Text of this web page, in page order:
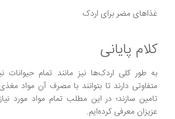
غذاهای مضر برای اردک
کلام پایانی
به طور کلی اردک‌ها نیز مانند تمام حیوانات
متفاوتی دارند تا بتوانند با مصرف آن مواد
تامین سازند؛ در این مطلب تمام مواد مورد
عزیزان معرفی کرده‌ایم.